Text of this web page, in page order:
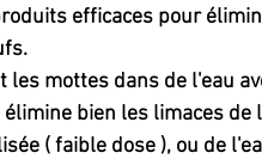
efficaces pour
mottes dans de l'eau
bien les limaces de
( faible dose ), ou de